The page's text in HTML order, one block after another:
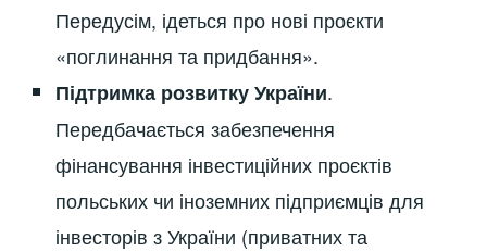
Передусім, ідеться про нові проєкти
«поглинання та придбання».
Підтримка розвитку України.
Передбачається забезпечення
фінансування інвестиційних проєктів
польських чи іноземних підприємців для
інвесторів з України (приватних та